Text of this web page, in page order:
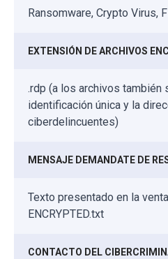
Ransomware, Crypto Virus,
EXTENSIÓN DE ARCHIVOS
.rdp (a los archivos también
identificación única y la
ciberdelincuentes)
MENSAJE DEMANDATE DE
Texto presentado en la
ENCRYPTED.txt
CONTACTO DEL